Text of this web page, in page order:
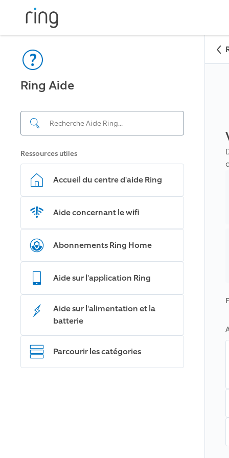
Ring Aide
Ressources utiles
Accueil du centre d'aide Ring
Aide concernant le wifi
Abonnements Ring Home
Aide sur l'application Ring
Aide sur l'alimentation et la
batterie
Parcourir les catégories